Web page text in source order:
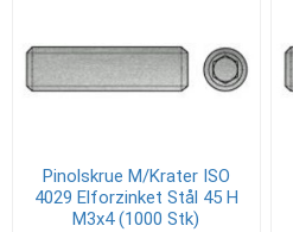
Pinolskrue M/Krater ISO
4029 Elforzinket Stål 45 H
M3x4 (1000 Stk)